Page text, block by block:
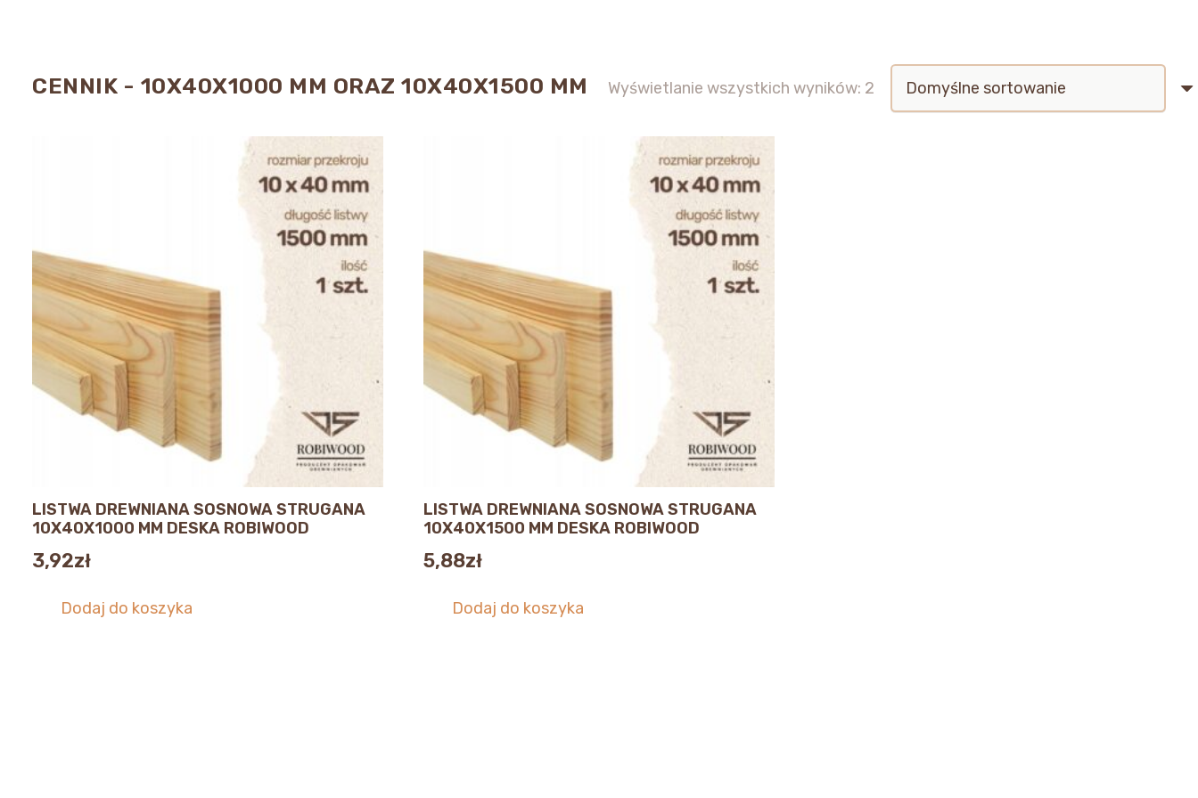
CENNIK - 10X40X1000 MM ORAZ 10X40X1500 MM Wyświetlanie wszystkich wyników: 2
LISTWA DREWNIANA SOSNOWA STRUGANA
10X40X1000 MM DESKA ROBIWOOD
3,92zł
Dodaj do koszyka
LISTWA DREWNIANA SOSNOWA STRUGANA
10X40X1500 MM DESKA ROBIWOOD
5,88zł
Dodaj do koszyka